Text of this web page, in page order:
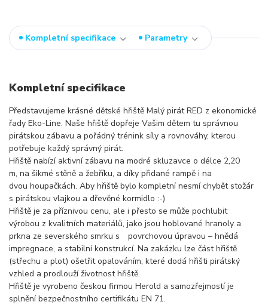
Kompletní specifikace Parametry
Kompletní specifikace
Představujeme krásné dětské hřiště Malý pirát RED z ekonomické
řady Eko-Line. Naše hřiště dopřeje Vašim dětem tu správnou
pirátskou zábavu a pořádný trénink síly a rovnováhy, kterou
potřebuje každý správný pirát.
Hřiště nabízí aktivní zábavu na modré skluzavce o délce 2,20
m, na šikmé stěně a žebříku, a díky přidané rampě i na
dvou houpačkách. Aby hřiště bylo kompletní nesmí chybět stožár
s pirátskou vlajkou a dřevěné kormidlo :-)
Hřiště je za příznivou cenu, ale i přesto se může pochlubit
výrobou z kvalitních materiálů, jako jsou hoblované hranoly a
prkna ze severského smrku s povrchovou úpravou – hnědá
impregnace, a stabilní konstrukcí. Na zakázku lze část hřiště
(střechu a plot) ošetřit opalováním, které dodá hřišti pirátský
vzhled a prodlouží životnost hřiště.
Hřiště je vyrobeno českou firmou Herold a samozřejmostí je
splnění bezpečnostního certifikátu EN 71.